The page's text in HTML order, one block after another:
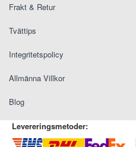
Frakt & Retur
Tvättips
Integritetspolicy
Allmänna Villkor
Blog
Levereringsmetoder: